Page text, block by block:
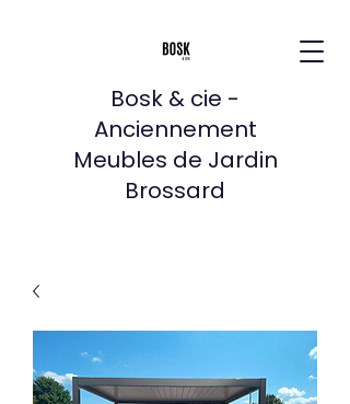
Bosk & cie -
Anciennement
Meubles de Jardin
Brossard